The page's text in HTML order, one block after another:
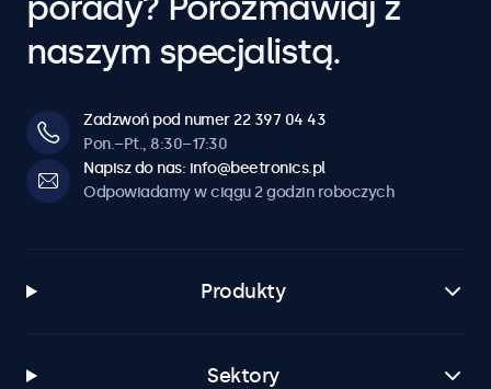
naszym specjalistą.
Zadzwoń pod numer 22 397 04 43
Pon.–Pt., 8:30–17:30
Napisz do nas: info@beetronics.pl
Odpowiadamy w ciągu 2 godzin roboczych
Produkty
Sektory